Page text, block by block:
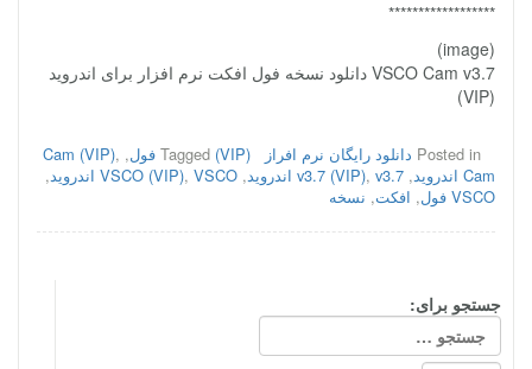
******************
(image)
VSCO Cam v3.7 دانلود نسخه فول افکت نرم افزار برای اندروید
(VIP)
Posted in دانلود رایگان نرم افراز Tagged (VIP) فول ,
Cam (VIP),
Cam اندروید
,
v3.7 (VIP), v3.7 اندروید ,
VSCO (VIP), VSCO اندروید
,
VSCO فول
, افکت, نسخه
جستجو برای: